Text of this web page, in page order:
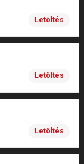
Letöltés
Letöltés
Letöltés